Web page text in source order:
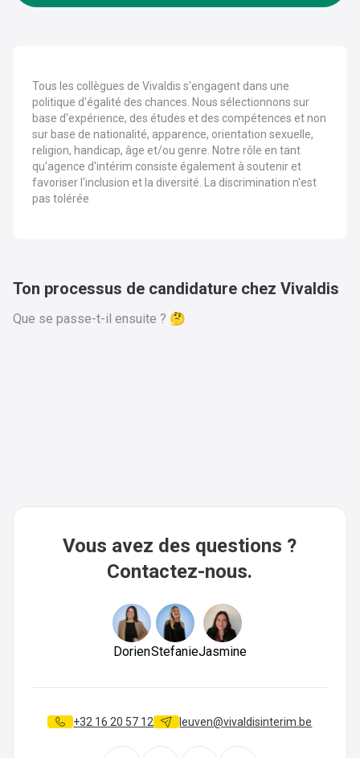
Tous les collègues de Vivaldis s'engagent dans une
politique d'égalité des chances. Nous sélectionnons sur
base d'expérience, des études et des compétences et non
sur base de nationalité, apparence, orientation sexuelle,
religion, handicap, âge et/ou genre. Notre rôle en tant
qu'agence d'intérim consiste également à soutenir et
favoriser l'inclusion et la diversité. La discrimination n'est
pas tolérée
Ton processus de candidature chez Vivaldis
Que se passe-t-il ensuite ? 🤔
Vous avez des questions ?
Contactez-nous.
DorienStefanieJasmine
+32 16 20 57 12 leuven@vivaldisinterim.be